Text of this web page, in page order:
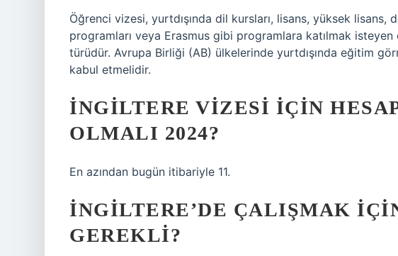
Öğrenci vizesi, yurtdışında dil kursları, lisans, yüksek lisans,
programları veya Erasmus gibi programlara katılmak
türüdür. Avrupa Birliği (AB) ülkelerinde yurtdışında eğitim
kabul etmelidir.
İNGILTERE VIZESI IÇIN
OLMALI 2024?
En azından bugün itibariyle 11.
İNGILTERE’DE ÇALIŞMAK
GEREKLI?